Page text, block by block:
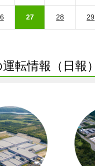
27 28 29
転情報（日報）